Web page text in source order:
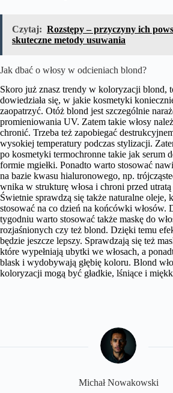
Czytaj: Rozstępy – przyczyny ich
skuteczne metody usuwania
Jak dbać o włosy w odcieniach blond?
Skoro już znasz trendy w koloryzacji blond,
dowiedziała się, w jakie kosmetyki
zaopatrzyć. Otóż blond jest szczególnie
promieniowania UV. Zatem takie włosy
chronić. Trzeba też zapobiegać
wysokiej temperatury podczas stylizacji.
po kosmetyki termochronne takie jak serum
formie mgiełki. Ponadto warto stosować
na bazie kwasu hialuronowego, np.
wnika w strukturę włosa i chroni przed
Świetnie sprawdzą się także naturalne oleje,
stosować na co dzień na końcówki włosów.
tygodniu warto stosować także maskę do
rozjaśnionych czy też blond. Dzięki temu
będzie jeszcze lepszy. Sprawdzają się też
które wypełniają ubytki we włosach, a
blask i wydobywają głębię koloru. Blond
koloryzacji mogą być gładkie, lśniące i
Michał Nowakowski